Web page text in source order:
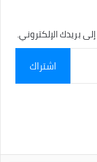
بريدك الإلكتروني.
اشتراك